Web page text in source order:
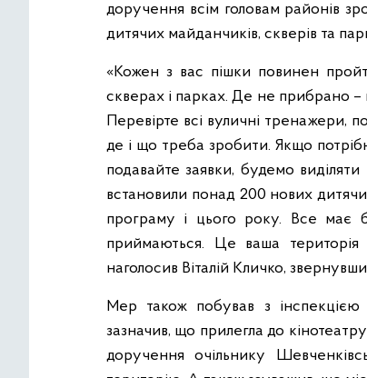
доручення всім головам районів
дитячих майданчиків, скверів та
«Кожен з вас пішки повинен
скверах і парках. Де не прибрано –
Перевірте всі вуличні тренажери,
де і що треба зробити. Якщо
подавайте заявки, будемо
встановили понад 200 нових
програму і цього року. Все має
приймаються. Це ваша
наголосив Віталій Кличко,
Мер також побував з інспекцією
зазначив, що прилегла до
доручення очільнику